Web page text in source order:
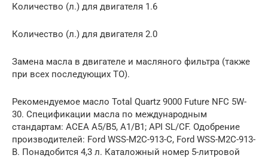
Количество (л.) для двигателя 1.6
Количество (л.) для двигателя 2.0
Замена масла в двигателе и масляного фильтра (также
при всех последующих ТО).
Рекомендуемое масло Total Quartz 9000 Future NFC 5W-
30. Спецификации масла по международным
стандартам: ACEA A5/B5, A1/B1; API SL/CF. Одобрение
производителей: Ford WSS-M2C-913-C, Ford WSS-M2C-913-
B. Понадобится 4,3 л. Каталожный номер 5-литровой